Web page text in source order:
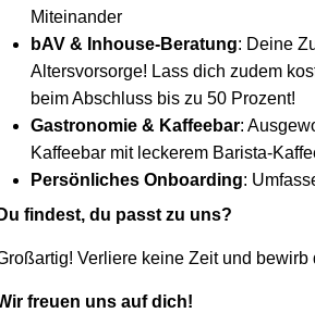
Miteinander
bAV & Inhouse-Beratung: Deine
Altersvorsorge! Lass dich zudem
beim Abschluss bis zu 50 Prozent!
Gastronomie & Kaffeebar:
Kaffeebar mit leckerem Barista-
Persönliches Onboarding:
Du findest, du passt zu uns?
Verliere keine Zeit und
freuen uns auf dich!